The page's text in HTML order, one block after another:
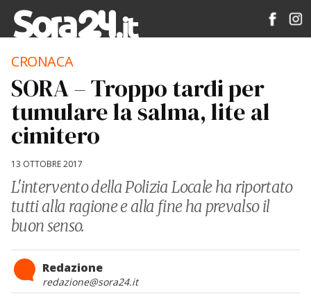
CRONACA
SORA – Troppo tardi per
tumulare la salma, lite al
cimitero
13 OTTOBRE 2017
L'intervento della Polizia Locale ha riportato
tutti alla ragione e alla fine ha prevalso il
buon senso.
Redazione
redazione@sora24.it